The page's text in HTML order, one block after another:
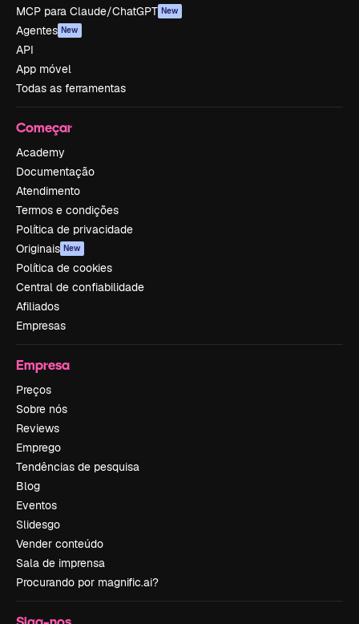
MCP para Claude/ChatGPT New
Agentes New
API
App móvel
Todas as ferramentas
Começar
Academy
Documentação
Atendimento
Termos e condições
Política de privacidade
Originais New
Política de cookies
Central de confiabilidade
Afiliados
Empresas
Empresa
Preços
Sobre nós
Reviews
Emprego
Tendências de pesquisa
Blog
Eventos
Slidesgo
Vender conteúdo
Sala de imprensa
Procurando por magnific.ai?